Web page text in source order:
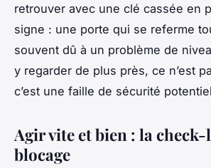
retrouver avec une clé cassée en
signe : une porte qui se referme
souvent dû à un problème de
y regarder de plus près, ce n’est
c’est une faille de sécurité
Agir vite et bien : la check-
blocage